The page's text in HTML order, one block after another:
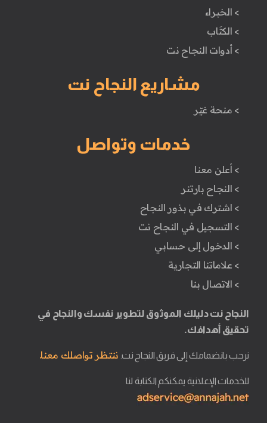
> الخبراء
> الكتَاب
> أدوات النجاح نت
مشاريع النجاح نت
> منحة غيّر
خدمات وتواصل
> أعلن معنا
> النجاح بارتنر
> اشترك في بذور النجاح
> التسجيل في النجاح نت
> الدخول إلى حسابي
> علاماتنا التجارية
> الاتصال بنا
النجاح نت دليلك الموثوق لتطوير نفسك والنجاح في
تحقيق أهدافك.
نرحب بانضمامك إلى فريق النجاح نت. ننتظر تواصلك معنا.
للخدمات الإعلانية يمكنكم الكتابة لنا